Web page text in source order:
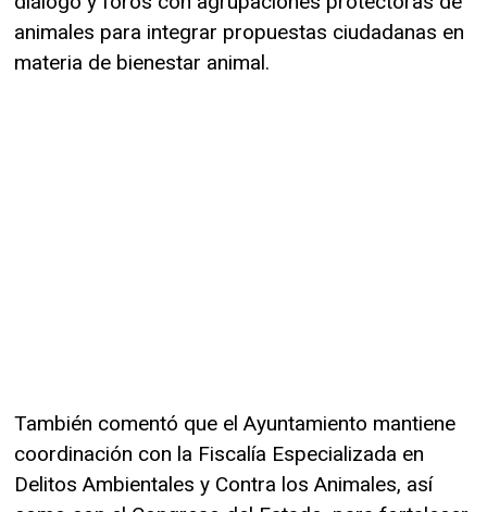
animales para integrar propuestas ciudadanas en
materia de bienestar animal.
También comentó que el Ayuntamiento mantiene
coordinación con la Fiscalía Especializada en
Delitos Ambientales y Contra los Animales, así